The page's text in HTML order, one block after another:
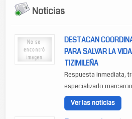
Noticias
DESTACAN
PARA SALVAR LA
TIZIMILEÑA
Respuesta inmediata,
especializado
Ver las noticias